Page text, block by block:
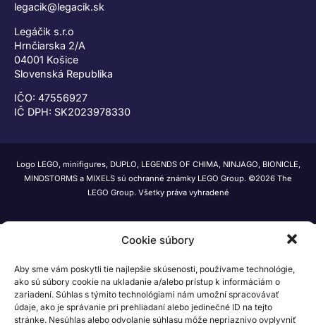
Cookie súbory
Aby sme vám poskytli tie najlepšie skúsenosti, používame technológie,
ako sú súbory cookie na ukladanie a/alebo prístup k informáciám o
zariadení. Súhlas s týmito technológiami nám umožní spracovávať
údaje, ako je správanie pri prehliadaní alebo jedinečné ID na tejto
stránke. Nesúhlas alebo odvolanie súhlasu môže nepriaznivo ovplyvniť
legacik@legacik.sk
Legáčik s.r.o
Hrnčiarska 2/A
04001 Košice
Slovenská Republika
IČO: 47556927
IČ DPH: SK2023978330
Logo LEGO, minifigures, DUPLO, LEGENDS OF CHIMA, NINJAGO, BIONICLE,
MINDSTORMS a MIXELS sú ochranné známky LEGO Group. ©2026 The
LEGO Group. Všetky práva vyhradené